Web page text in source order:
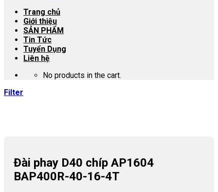
Trang chủ
Giới thiệu
SẢN PHẨM
Tin Tức
Tuyển Dụng
Liên hệ
No products in the cart.
Filter
Đài phay D40 chíp AP1604
BAP400R-40-16-4T